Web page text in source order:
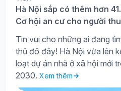
Hà Nội sắp có thêm hơn
Cơ hội an cư cho người
Tin vui cho những ai đang
thủ đô đây! Hà Nội vừa lên
loạt dự án nhà ở xã hội mới
2030. Xem thêm